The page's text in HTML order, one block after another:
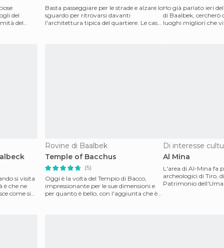
del
del
Basta passeggiare per le strade e alzare lo
sguardo per ritrovarsi davanti
l'architettura tipica del quartiere. Le case
Ho già parlato ieri
di Baalbek,
luoghi migliori che
si visita
è che ne
come si
Rovine di Baalbek
Temple of Bacchus
(5)
Oggi è la volta del Tempio di Bacco,
impressionante per le sue dimensioni e
per quanto è bello, con l'aggiunta che è
Di interesse
Al Mina
L'area di Al-Mina fa
archeologici di Tiro,
Patrimonio